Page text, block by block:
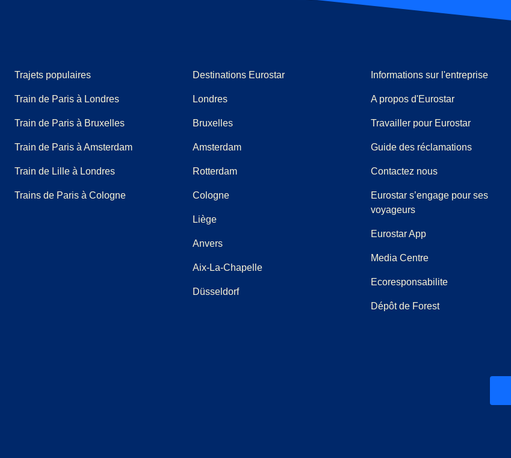
Trajets populaires
Train de Paris à Londres
Train de Paris à Bruxelles
Train de Paris à Amsterdam
Train de Lille à Londres
Trains de Paris à Cologne
Destinations Eurostar
Londres
Bruxelles
Amsterdam
Rotterdam
Cologne
Liège
Anvers
Aix-La-Chapelle
Düsseldorf
Informations sur l'entreprise
A propos d'Eurostar
Travailler pour Eurostar
Guide des réclamations( Ouvre
(
Contactez nous
Eurostar s’engage pour ses
voyageurs
Eurostar App
Media Centre(
Ecoresponsabilite
Dépôt de Forest